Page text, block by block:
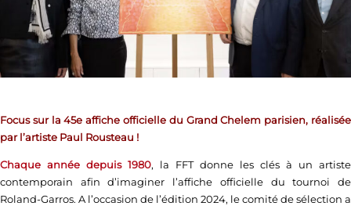
Focus sur la 45e affiche officielle du Grand Chelem parisien, réalisée
par l’artiste Paul Rousteau !
Chaque année depuis 1980, la FFT donne les clés à un artiste
contemporain afin d’imaginer l’affiche officielle du tournoi de
Roland-Garros. A l’occasion de l’édition 2024, le comité de sélection a